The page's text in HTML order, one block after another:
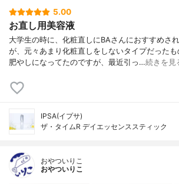
5.00
お直し用美容液
大学生の時に、化粧直しにBAさんにおすすめさ
が、元々あまり化粧直しをしないタイプだった
肥やしになってたのですが、最近引っ…続きを見
IPSA(イプサ)
ザ・タイムR デイエッセンススティック
おやついりこ
おやついりこ